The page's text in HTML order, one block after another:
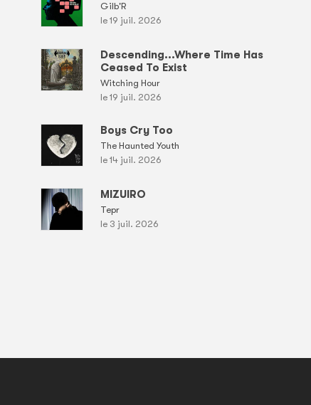
Gilb'R
le 19 juil. 2026
Descending...Where Time Has
Ceased To Exist
Witching Hour
le 19 juil. 2026
Boys Cry Too
The Haunted Youth
le 14 juil. 2026
MIZUIRO
Tepr
le 3 juil. 2026